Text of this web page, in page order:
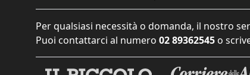
Per qualsiasi necessità o domanda, il nostro
Puoi contattarci al numero 02 89362545 o